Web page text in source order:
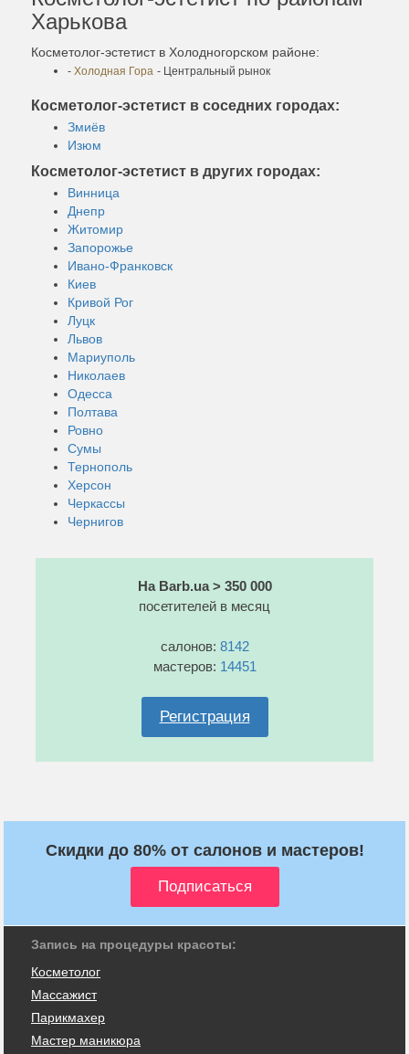
Харькова
Косметолог-эстетист в Холодногорском районе:
- Холодная Гора - Центральный рынок
Косметолог-эстетист в соседних городах:
Змиёв
Изюм
Косметолог-эстетист в других городах:
Винница
Днепр
Житомир
Запорожье
Ивано-Франковск
Киев
Кривой Рог
Луцк
Львов
Мариуполь
Николаев
Одесса
Полтава
Ровно
Сумы
Тернополь
Херсон
Черкассы
Чернигов
На Barb.ua > 350 000
посетителей в месяц
салонов: 8142
мастеров: 14451
Регистрация
Скидки до 80% от салонов и мастеров!
Запись на процедуры красоты:
Косметолог
Массажист
Парикмахер
Мастер маникюра